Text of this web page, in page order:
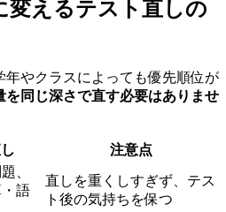
変えるテスト直しの
やクラスによっても優先順位が
を同じ深さで直す必要はありませ
注意点
、
語
直しを重くしすぎず、テス
ト後の気持ちを保つ